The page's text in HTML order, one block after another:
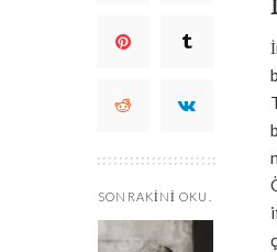
SONRAKINI OKU.